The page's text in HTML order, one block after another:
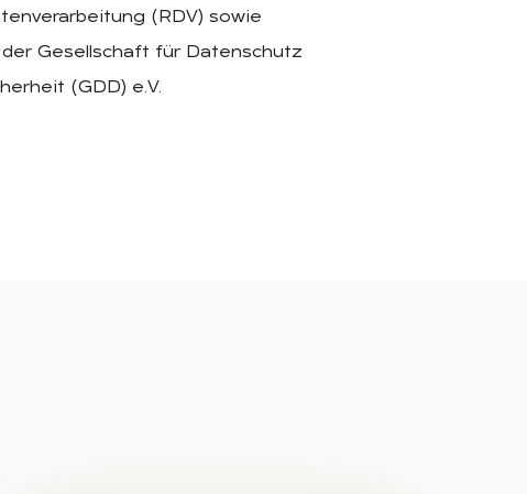
(RDV) sowie
Gesellschaft für Datenschutz
(GDD) e.V.